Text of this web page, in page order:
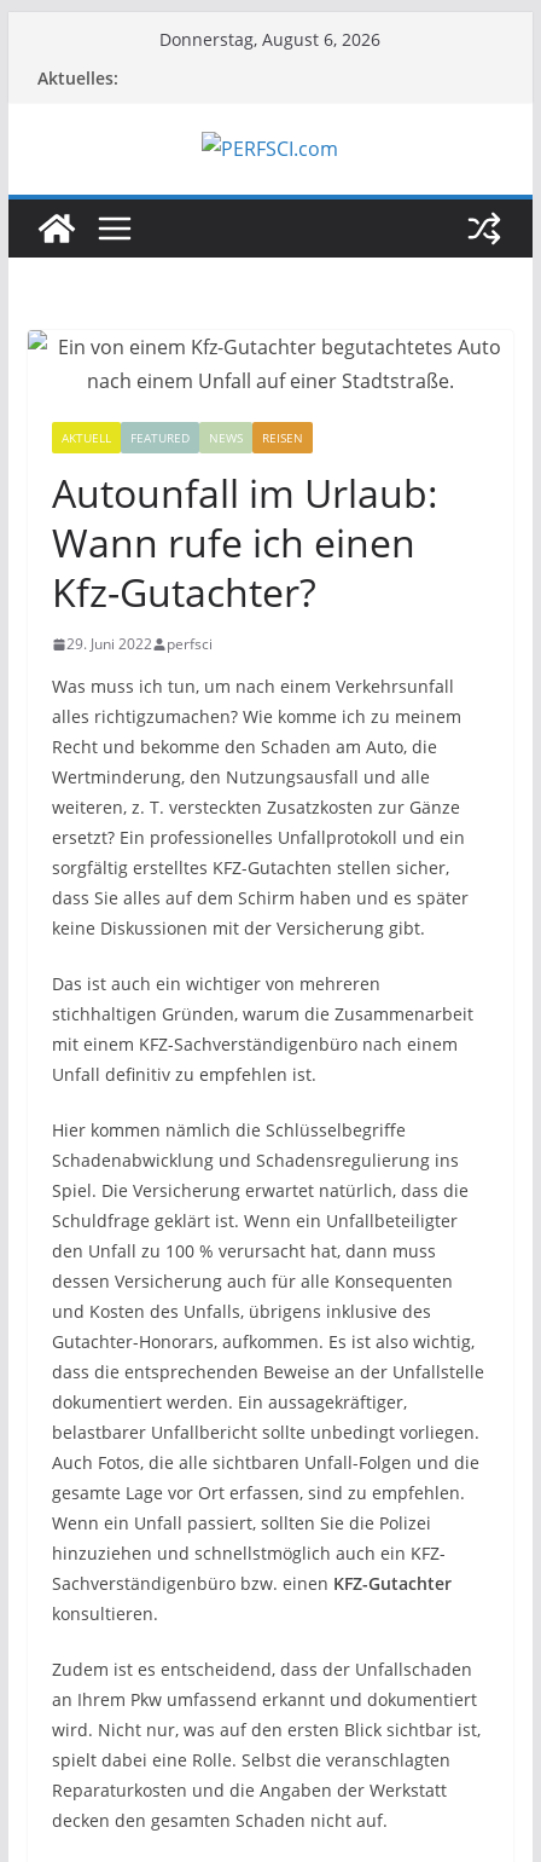
Donnerstag, August 6, 2026
Aktuelles:
AKTUELL FEATURED NEWS REISEN
Autounfall im Urlaub:
Wann rufe ich einen
Kfz-Gutachter?
29. Juni 2022 perfsci
Was muss ich tun, um nach einem Verkehrsunfall
alles richtigzumachen? Wie komme ich zu meinem
Recht und bekomme den Schaden am Auto, die
Wertminderung, den Nutzungsausfall und alle
weiteren, z. T. versteckten Zusatzkosten zur Gänze
ersetzt? Ein professionelles Unfallprotokoll und ein
sorgfältig erstelltes KFZ-Gutachten stellen sicher,
dass Sie alles auf dem Schirm haben und es später
keine Diskussionen mit der Versicherung gibt.
Das ist auch ein wichtiger von mehreren
stichhaltigen Gründen, warum die Zusammenarbeit
mit einem KFZ-Sachverständigenbüro nach einem
Unfall definitiv zu empfehlen ist.
Hier kommen nämlich die Schlüsselbegriffe
Schadenabwicklung und Schadensregulierung ins
Spiel. Die Versicherung erwartet natürlich, dass die
Schuldfrage geklärt ist. Wenn ein Unfallbeteiligter
den Unfall zu 100 % verursacht hat, dann muss
dessen Versicherung auch für alle Konsequenten
und Kosten des Unfalls, übrigens inklusive des
Gutachter-Honorars, aufkommen. Es ist also wichtig,
dass die entsprechenden Beweise an der Unfallstelle
dokumentiert werden. Ein aussagekräftiger,
belastbarer Unfallbericht sollte unbedingt vorliegen.
Auch Fotos, die alle sichtbaren Unfall-Folgen und die
gesamte Lage vor Ort erfassen, sind zu empfehlen.
Wenn ein Unfall passiert, sollten Sie die Polizei
hinzuziehen und schnellstmöglich auch ein KFZ-
Sachverständigenbüro bzw. einen KFZ-Gutachter
konsultieren.
Zudem ist es entscheidend, dass der Unfallschaden
an Ihrem Pkw umfassend erkannt und dokumentiert
wird. Nicht nur, was auf den ersten Blick sichtbar ist,
spielt dabei eine Rolle. Selbst die veranschlagten
Reparaturkosten und die Angaben der Werkstatt
decken den gesamten Schaden nicht auf.